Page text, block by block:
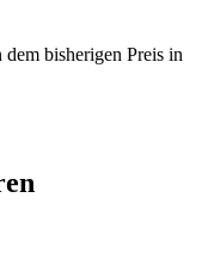
dem bisherigen Preis in